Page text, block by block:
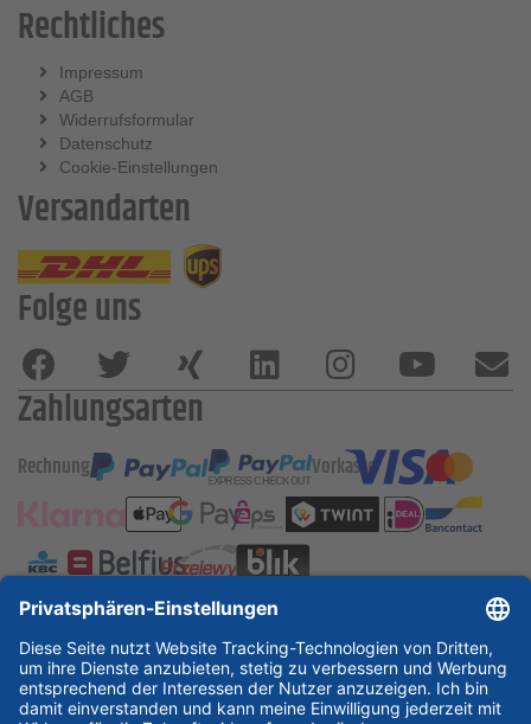
Rechtliches
Impressum
AGB
Widerrufsformular
Datenschutz
Cookie-Einstellungen
Versandarten
Folge uns
Zahlungsarten
Rechnung Vorkasse
ESSKA International
new
new new